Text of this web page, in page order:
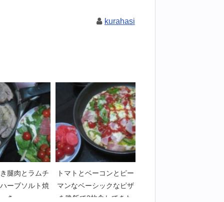
kurahasi
腿肉とラムチ
ーブソルト焼
き
トマトとベーコンとピー
マンなベーシックなピザ
を晩飯で2枚食してきた